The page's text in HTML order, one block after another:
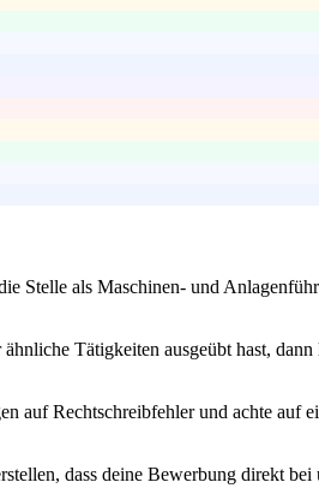
Stelle als Maschinen- und
Tätigkeiten ausgeübt hast, dann
auf Rechtschreibfehler und achte auf
dass deine Bewerbung direkt bei